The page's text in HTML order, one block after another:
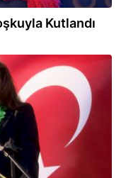
Kutlandı